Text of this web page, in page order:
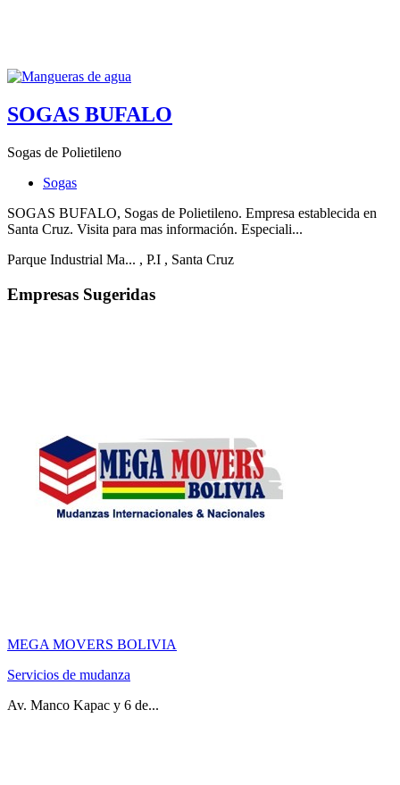
SOGAS BUFALO
Sogas de Polietileno
Sogas
SOGAS BUFALO, Sogas de Polietileno. Empresa establecida en
Santa Cruz. Visita para mas información. Especiali...
Parque Industrial Ma... , P.I , Santa Cruz
Empresas Sugeridas
MEGA MOVERS BOLIVIA
Servicios de mudanza
Av. Manco Kapac y 6 de...